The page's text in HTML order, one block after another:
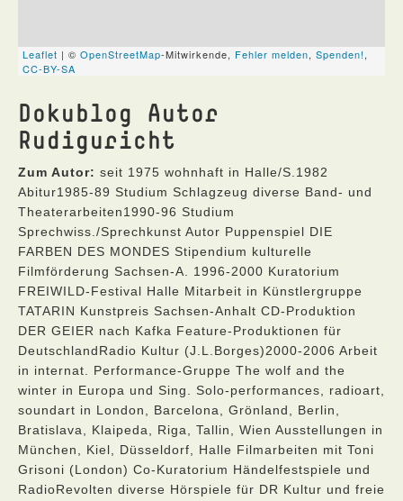
Dokublog Autor
Rudiguricht
Zum Autor: seit 1975 wohnhaft in Halle/S.1982
Abitur1985-89 Studium Schlagzeug diverse Band- und
Theaterarbeiten1990-96 Studium
Sprechwiss./Sprechkunst Autor Puppenspiel DIE
FARBEN DES MONDES Stipendium kulturelle
Filmförderung Sachsen-A. 1996-2000 Kuratorium
FREIWILD-Festival Halle Mitarbeit in Künstlergruppe
TATARIN Kunstpreis Sachsen-Anhalt CD-Produktion
DER GEIER nach Kafka Feature-Produktionen für
DeutschlandRadio Kultur (J.L.Borges)2000-2006 Arbeit
in internat. Performance-Gruppe The wolf and the
winter in Europa und Sing. Solo-performances, radioart,
soundart in London, Barcelona, Grönland, Berlin,
Bratislava, Klaipeda, Riga, Tallin, Wien Ausstellungen in
München, Kiel, Düsseldorf, Halle Filmarbeiten mit Toni
Grisoni (London) Co-Kuratorium Händelfestspiele und
RadioRevolten diverse Hörspiele für DR Kultur und freie